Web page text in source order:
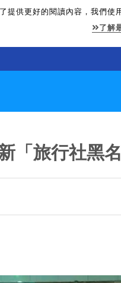
提供更好的閱讀內容，我們使
了解
「旅行社